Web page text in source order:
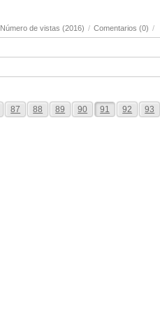
Número de vistas (2016) / Comentarios (0) /
87 88 89 90 91 92 93